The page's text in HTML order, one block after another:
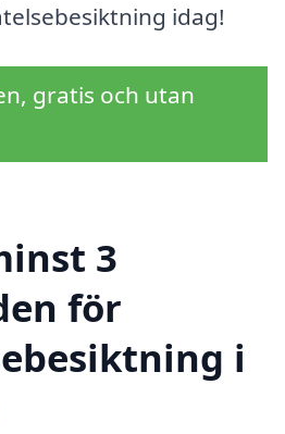
idag!
gratis och utan
3
för
i